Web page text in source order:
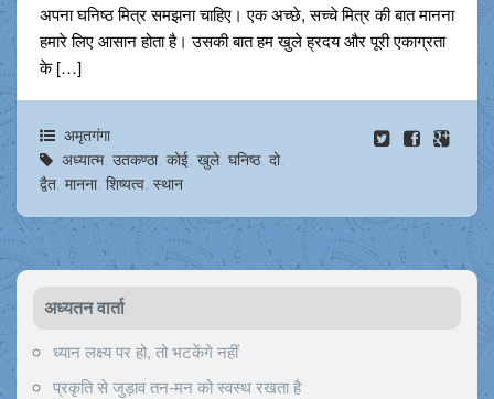
अपना घनिष्ठ मित्र समझना चाहिए। एक अच्छे, सच्चे मित्र की बात मानना
हमारे लिए आसान होता है। उसकी बात हम खुले ह्रदय और पूरी एकाग्रता
के […]
अमृतगंगा
अध्यात्म, उतकण्ठा, कोई, खुले, घनिष्ठ, दो,
द्वैत, मानना, शिष्यत्व, स्थान
अध्यतन वार्ता
ध्यान लक्ष्य पर हो, तो भटकेंगे नहीं
प्रकृति से जुड़ाव तन-मन को स्वस्थ रखता है